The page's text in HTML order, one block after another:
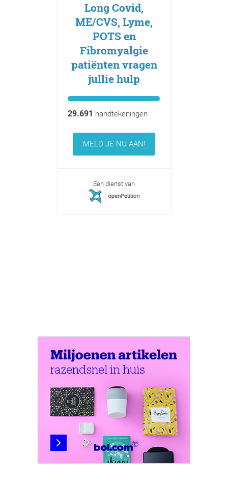
Long Covid,
ME/CVS, Lyme,
POTS en
Fibromyalgie
patiënten vragen
jullie hulp
29.691 handtekeningen
MELD JE NU AAN!
Een dienst van